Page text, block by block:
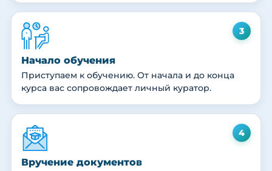
3
Начало обучения
Приступаем к обучению. От начала и до конца
курса вас сопровождает личный куратор.
4
Вручение документов